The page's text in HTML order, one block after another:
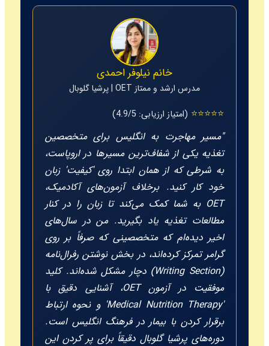
خانم نیلوفر احمدی
مدرس ارشد و ممتاز OET | پرشیا گلوبال
⭐⭐⭐⭐⭐ (امتیاز ارزیابی: 4.9/5)
"مسیر مهاجرت به انگلیس برای متخصصین
تغذیه یکی از شفاف‌ترین مسیرها در اروپاست،
به شرطی که از همان ابتدا روی 'کیفیت' زبان
خود کار کنید. برخلاف آزمون‌های آکادمیک،
OET به شما کمک می‌کند تا زبان را در کنار
مطالعات تغذیه یاد بگیرید. من در سال‌های
اخیر دیده‌ام که متخصصینی که صرفاً بر روی
گرامر تمرکز کرده‌اند، در بخش نوشتن رفرال‌نامه
(Writing Section) دچار مشکل شده‌اند. کلید
موفقیت در آزمون OET، آشنایی دقیق با
'Medical Nutrition Therapy' و نحوه ارتباط
برقرار کردن با بیمار در فرهنگ انگلیس است.
دوره‌های پرشیا گلوبال دقیقاً برای پر کردن این